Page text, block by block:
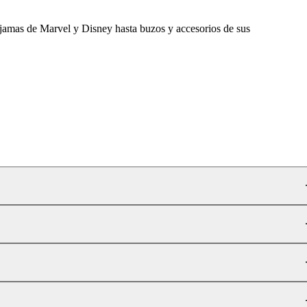
de Marvel y Disney hasta buzos y accesorios de sus